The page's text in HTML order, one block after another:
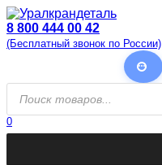
Перейти
к
содержанию
8 800 444 00 42
(Бесплатный звонок по России)
Поиск
товаров
0